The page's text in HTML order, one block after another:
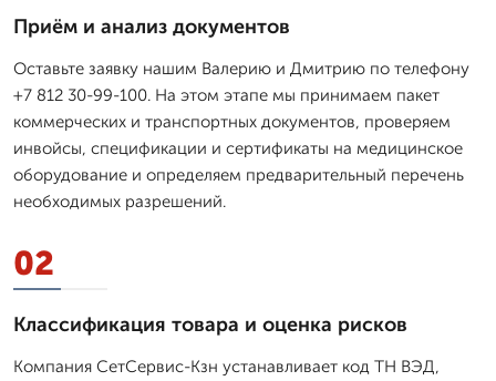
Приём и анализ документов
Оставьте заявку нашим Валерию и Дмитрию по телефону
+7 812 30-99-100. На этом этапе мы принимаем пакет
коммерческих и транспортных документов, проверяем
инвойсы, спецификации и сертификаты на медицинское
оборудование и определяем предварительный перечень
необходимых разрешений.
02
Классификация товара и оценка рисков
Компания СетСервис-Кзн устанавливает код ТН ВЭД,